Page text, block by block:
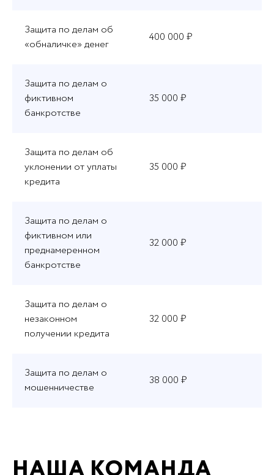
Защита по делам об
«обналичке» денег
400 000 ₽
Защита по делам о
фиктивном
банкротстве
35 000 ₽
Защита по делам об
уклонении от уплаты
кредита
35 000 ₽
Защита по делам о
фиктивном или
преднамеренном
банкротстве
32 000 ₽
Защита по делам о
незаконном
получении кредита
32 000 ₽
Защита по делам о
мошенничестве
38 000 ₽